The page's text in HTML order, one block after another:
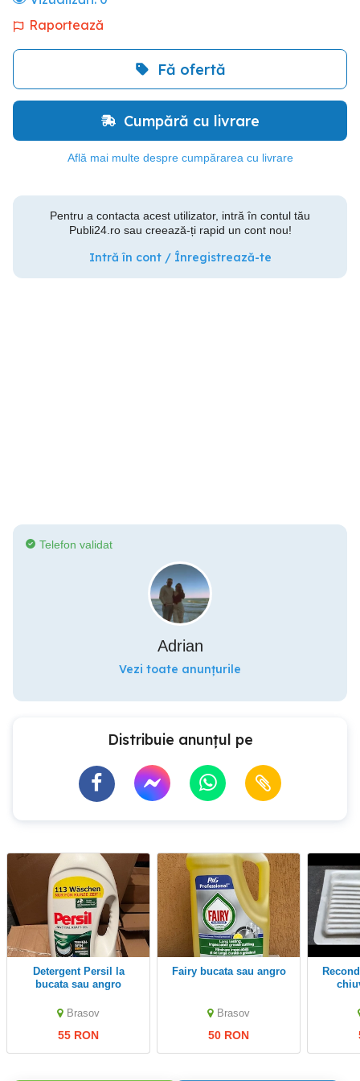
Raportează
Fă ofertă
Cumpără cu livrare
Află mai multe despre cumpărarea cu livrare
Pentru a contacta acest utilizator, intră în contul tău
Publi24.ro sau creează-ți rapid un cont nou!
Intră în cont / Înregistrează-te
Telefon validat
Adrian
Vezi toate anunțurile
Distribuie anunțul pe
Detergent Persil la
bucata sau angro
Brasov
55 RON
Fairy bucata sau angro
Brasov
50 RON
reconditionez emailez